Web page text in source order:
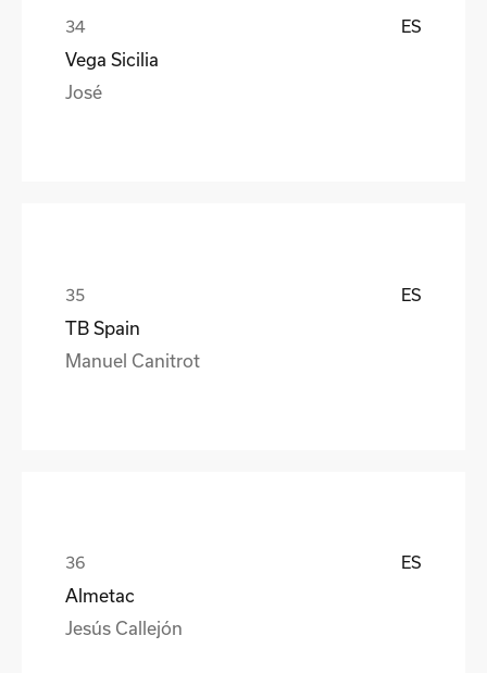
ES
Vega Sicilia
José
ES
TB Spain
Manuel Canitrot
ES
Almetac
Jesús Callejón